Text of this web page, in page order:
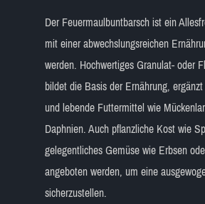
Der Feuermaulbuntbarsch ist ein
mit einer abwechslungsreichen
werden. Hochwertiges Granulat- oder
bildet die Basis der Ernährung,
und lebende Futtermittel wie
Daphnien. Auch pflanzliche Kost wie
gelegentliches Gemüse wie Erbsen
angeboten werden, um eine
sicherzustellen.